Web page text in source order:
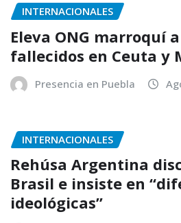
INTERNACIONALES
Eleva ONG marroquí
fallecidos en Ceuta y
Presencia en Puebla
INTERNACIONALES
Rehúsa Argentina
Brasil e insiste en
ideológicas”